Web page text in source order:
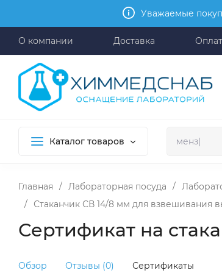
Уважаемые
О компании Доставка
Каталог товаров
Главная / Лабораторная посуда /
/
Стаканчик СВ 14/8 мм для взвешивания
Сертификат на
Обзор Отзывы (0) Сертификаты